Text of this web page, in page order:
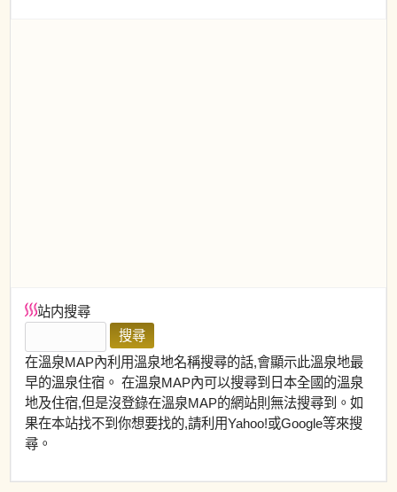
站内搜尋
在溫泉MAP內利用溫泉地名稱搜尋的話,會顯示此溫泉地最
早的溫泉住宿。 在溫泉MAP內可以搜尋到日本全國的溫泉
地及住宿,但是沒登錄在溫泉MAP的網站則無法搜尋到。如
果在本站找不到你想要找的,請利用Yahoo!或Google等來搜
尋。